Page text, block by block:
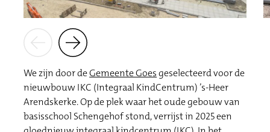
We zijn door deGemeente Goesgeselecteerd voor de
nieuwbouw IKC (Integraal KindCentrum) ’s-Heer
Arendskerke. Op de plek waar het oude gebouw van
basisschool Schengehof stond, verrijst in 2025 een